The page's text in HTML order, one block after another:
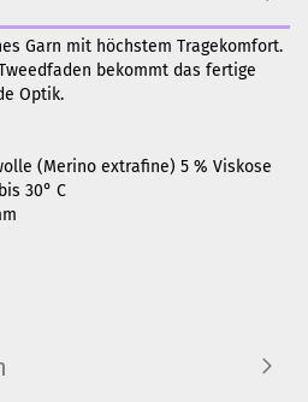
Garn mit höchstem Tragekomfort.
bekommt das fertige
Optik.
(Merino extrafine) 5 % Viskose
30° C